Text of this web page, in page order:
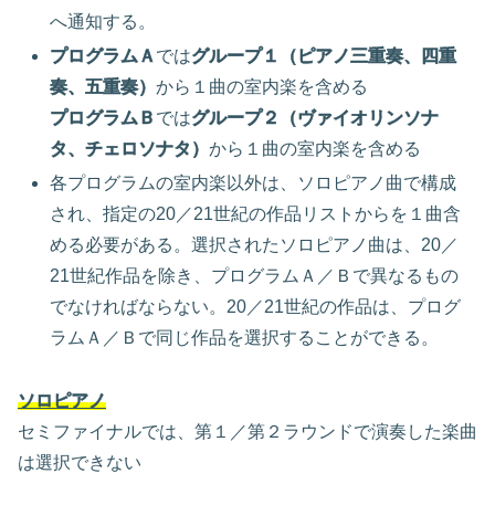
へ通知する。
プログラムＡ ではグループ１（ピアノ三重奏、四重
奏、五重奏）から１曲の室内楽を含める
プログラムＢ ではグループ２（ヴァイオリンソナ
タ、チェロソナタ）から１曲の室内楽を含める
各プログラムの室内楽以外は、ソロピアノ曲で構成
され、指定の20／21世紀の作品リストからを１曲含
める必要がある。選択されたソロピアノ曲は、20／
21世紀作品を除き、プログラムＡ／Ｂで異なるもの
でなければならない。20／21世紀の作品は、プログ
ラムＡ／Ｂで同じ作品を選択することができる。
ソロピアノ
セミファイナルでは、第１／第２ラウンドで演奏した楽曲
は選択できない